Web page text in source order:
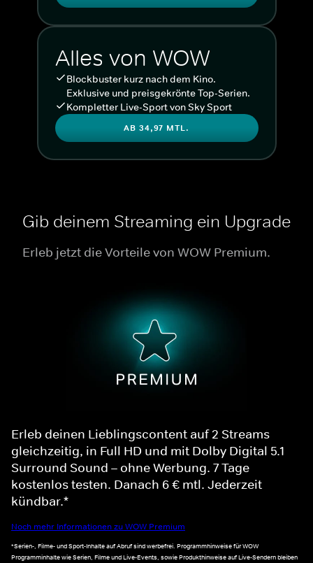
Alles von WOW
Blockbuster kurz nach dem Kino.
Exklusive und preisgekrönte Top-Serien.
Kompletter Live-Sport von Sky Sport
AB 34,97 MTL.
Gib deinem Streaming ein Upgrade
Erleb jetzt die Vorteile von WOW Premium.
Erleb deinen Lieblingscontent auf 2 Streams
gleichzeitig, in Full HD und mit Dolby Digital 5.1
Surround Sound – ohne Werbung. 7 Tage
kostenlos testen. Danach 6 € mtl. Jederzeit
kündbar.*
Noch mehr Informationen zu WOW Premium
*Serien-, Filme- und Sport-Inhalte auf Abruf sind werbefrei. Programmhinweise für WOW
Programminhalte wie Serien, Filme und Live-Events, sowie Produkthinweise auf Live-Sendern bleiben